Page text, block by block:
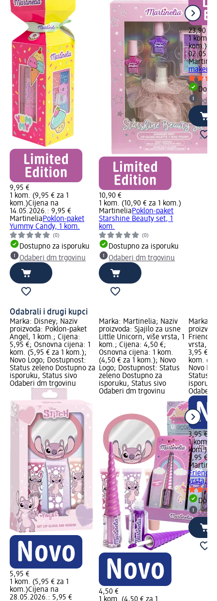
9,95 €
1 kom. (9,95 € za 1
kom.)Cijena na
14.05.2026.: 9,95 €
MartineliaPoklon-paket
Yummy Candy, 1 kom.
(0)
Dostupno za isporuku
Odaberi dm trgovinu
10,90 €
1 kom. (10,90 € za 1 kom.)
MartineliaPoklon-paket
Starshine Beauty set, 1
kom.
(0)
Dostupno za isporuku
Odaberi dm trgovinu
23,90 €
1 kom.
kom.)
makeup
Odabrali i drugi kupci
Marka: Disney; Naziv
proizvoda: Poklon-paket
Angel, 1 kom.; Cijena:
5,95 €; Osnovna cijena: 1
kom. (5,95 € za 1 kom.);
Novo Logo; Dostupnost:
Status zeleno Dostupno za
isporuku, Status sivo
Odaberi dm trgovinu
5,95 €
1 kom. (5,95 € za 1
kom.)Cijena na
28.05.2026.: 5,95 €
Marka: Martinelia; Naziv
proizvoda: Sjajilo za usne
Little Unicorn, više vrsta, 1
kom.; Cijena: 4,50 €;
Osnovna cijena: 1 kom.
(4,50 € za 1 kom.); Novo
Logo; Dostupnost: Status
zeleno Dostupno za
isporuku, Status sivo
Odaberi dm trgovinu
4,50 €
1 kom. (4,50 € za 1
Marka:
Friendly
vrsta, 1
3,95 €;
kom.
Novo
Status
Odaberi
3,95 €
1 kom.
kom.)
3,95 €
Friendly
vrsta, 1